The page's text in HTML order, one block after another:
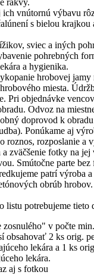
rakvy.
vnútornú výbavu
s bielou krajkou
sviec a iných
pohrebných
a hygienika.
hrobovej jamy
miesta.
Pri objednávke
Odvoz na
doprovod k
Ponúkame aj
roznos, rozposlanie a
a zväčšenie fotky na jej
Smútočne parte
patrí výroba
obrúb hrobov.
listu potrebujeme tieto
v počte
obsahovať 2 ks orig.
lekára a 1 ks
lekára.
aj s fotkou